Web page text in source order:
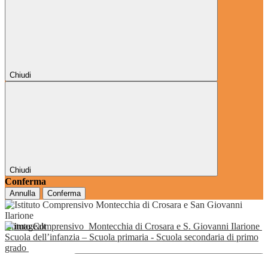
Chiudi
Chiudi
Conferma
Annulla Conferma
Istituto Comprensivo Montecchia di Crosara e S. Giovanni Ilarione
Scuola dell’infanzia – Scuola primaria - Scuola secondaria di primo
grado